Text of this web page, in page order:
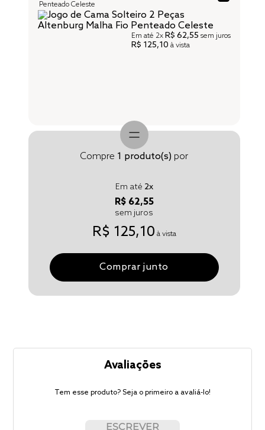
Penteado Celeste
Em até 2x R$ 62,55 sem juros
R$ 125,10 à vista
Compre 1 produto(s) por
Em até 2x
R$ 62,55
sem juros
R$ 125,10 à vista
Comprar junto
Avaliações
Tem esse produto? Seja o primeiro a avaliá-lo!
ESCREVER